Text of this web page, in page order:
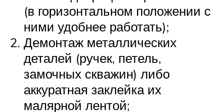
(в горизонтальном положении с
ними удобнее работать);
Демонтаж металлических
деталей (ручек, петель,
замочных скважин) либо
аккуратная заклейка их
малярной лентой;